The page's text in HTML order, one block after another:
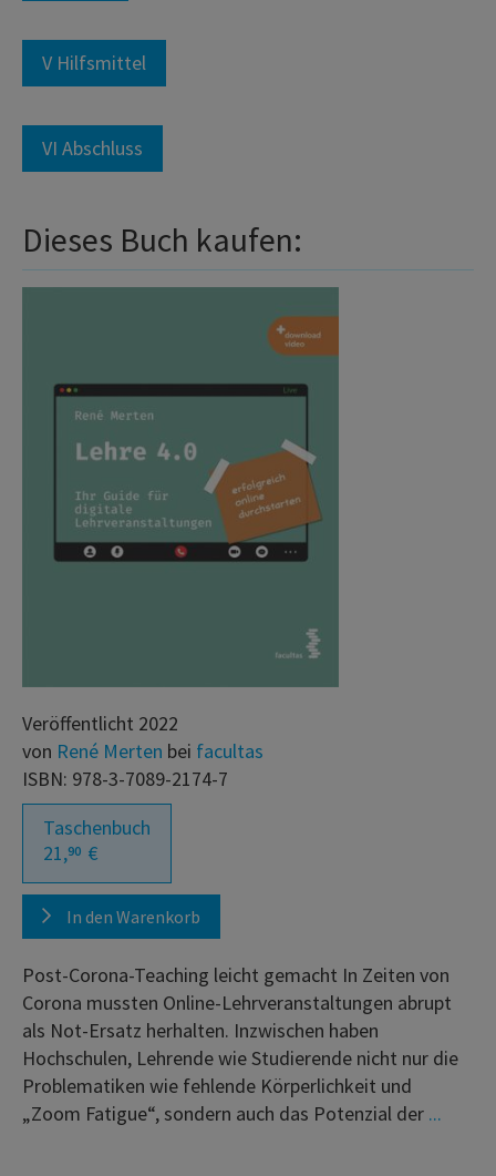
V Hilfsmittel
VI Abschluss
Dieses Buch kaufen:
Veröffentlicht 2022
von René Merten bei facultas
ISBN: 978-3-7089-2174-7
Taschenbuch
21,90 €
In den Warenkorb
Post-Corona-Teaching leicht gemacht In Zeiten von
Corona mussten Online-Lehrveranstaltungen abrupt
als Not-Ersatz herhalten. Inzwischen haben
Hochschulen, Lehrende wie Studierende nicht nur die
Problematiken wie fehlende Körperlichkeit und
„Zoom Fatigue“, sondern auch das Potenzial der ...